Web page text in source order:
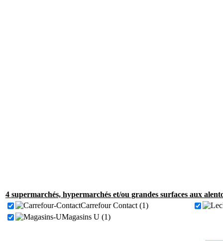
4 supermarchés, hypermarchés et/ou grandes surfaces aux
Carrefour Contact (1)
Magasins U (1)